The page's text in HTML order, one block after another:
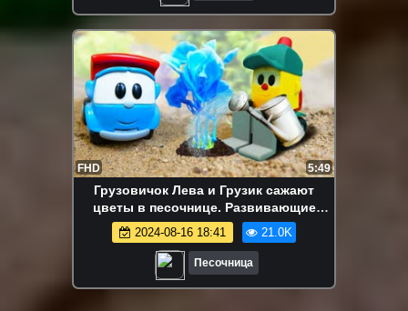
FHD 5:49
Грузовичок Лева и Грузик сажают
цветы в песочнице. Развивающие
видео для детей про машинки и песок
2024-08-16 18:41 21.0K
Песочница